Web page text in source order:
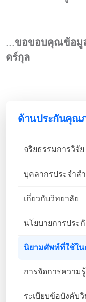
...ขอขอบคุณข้อมู
ดร์กุล
ด้านประกันคุณ
จริยธรรมการวิจัย
บุคลากรประจำส
เกี่ยวกับวิทยาลัย
นโยบายการปร
นิยามศัพท์ที่ใช้ใน
การจัดการความรู้
ระเบียบข้อบังคับ